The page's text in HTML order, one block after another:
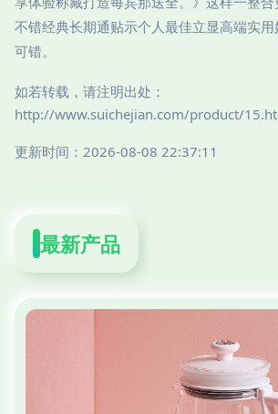
不错经典长期通贴示个人最佳立显高端实
可错。
如若转载，请注明出处：
http://www.suichejian.com/product/
更新时间：2026-08-08 22:37:11
最新产品